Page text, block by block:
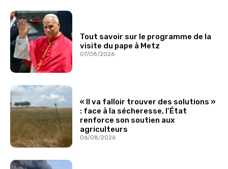
Tout savoir sur le programme de la
visite du pape à Metz
07/08/2026
« Il va falloir trouver des solutions »
: face à la sécheresse, l’État
renforce son soutien aux
agriculteurs
06/08/2026